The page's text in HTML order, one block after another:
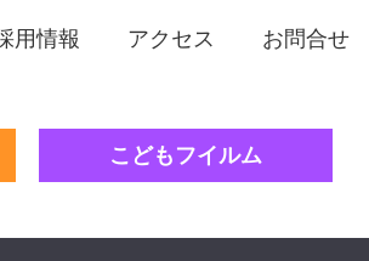
用情報 アクセス お問合せ
こどもフイルム